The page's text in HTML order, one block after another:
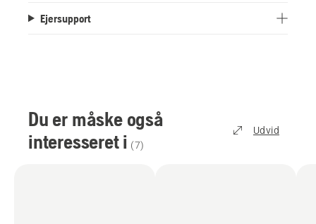
Ejersupport
Du er måske også
interesseret i (7)
Udvid